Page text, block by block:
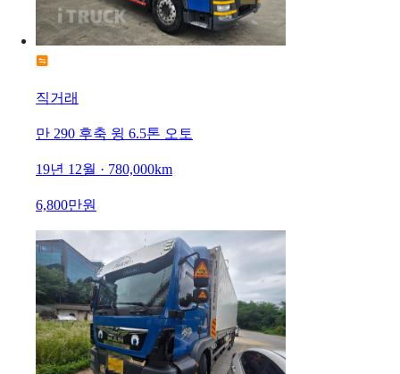
직거래
만 290 후축 윙 6.5톤 오토
19년 12월 · 780,000km
6,800만원